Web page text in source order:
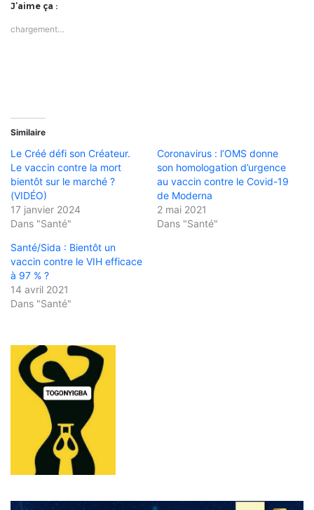
J’aime ça :
chargement…
Similaire
Le Créé défi son Créateur.
Le vaccin contre la mort
bientôt sur le marché ?
(VIDÉO)
17 janvier 2024
Dans "Santé"
Coronavirus : l’OMS donne
son homologation d’urgence
au vaccin contre le Covid-19
de Moderna
2 mai 2021
Dans "Santé"
Santé/Sida : Bientôt un
vaccin contre le VIH efficace
à 97 % ?
14 avril 2021
Dans "Santé"